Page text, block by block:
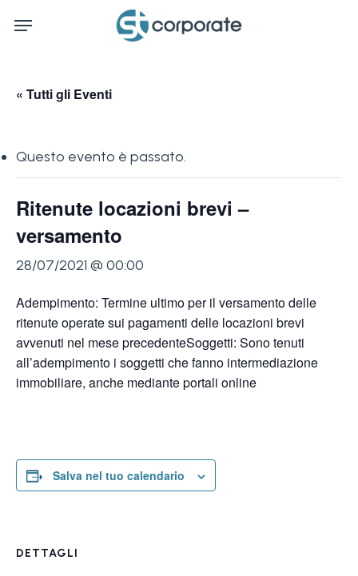
Menu
« Tutti gli Eventi
Questo evento è passato.
Ritenute locazioni brevi –
versamento
28/07/2021 @ 00:00
Adempimento: Termine ultimo per il versamento delle
ritenute operate sui pagamenti delle locazioni brevi
avvenuti nel mese precedenteSoggetti: Sono tenuti
all’adempimento i soggetti che fanno intermediazione
immobiliare, anche mediante portali online
Salva nel tuo calendario
DETTAGLI